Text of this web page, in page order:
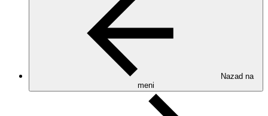
Nazad na
meni